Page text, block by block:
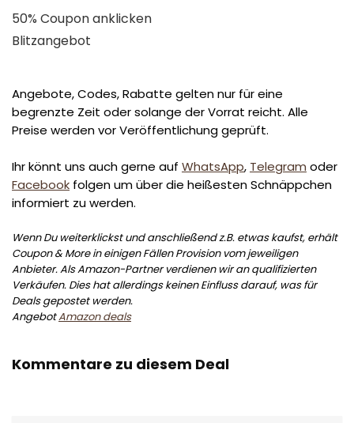
50% Coupon anklicken
Blitzangebot
Angebote, Codes, Rabatte gelten nur für eine
begrenzte Zeit oder solange der Vorrat reicht. Alle
Preise werden vor Veröffentlichung geprüft.
Ihr könnt uns auch gerne auf WhatsApp, Telegram oder
Facebook folgen um über die heißesten Schnäppchen
informiert zu werden.
Wenn Du weiterklickst und anschließend z.B. etwas kaufst, erhält
Coupon & More in einigen Fällen Provision vom jeweiligen
Anbieter. Als Amazon-Partner verdienen wir an qualifizierten
Verkäufen. Dies hat allerdings keinen Einfluss darauf, was für
Deals gepostet werden.
AngebotAmazon deals
Kommentare zu diesem Deal